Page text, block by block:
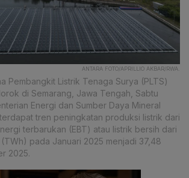
ANTARA FOTO/APRILLIO AKBAR/RWA.
Pembangkit Listrik Tenaga Surya (PLTS)
di Semarang, Jawa Tengah, Sabtu
Energi dan Sumber Daya Mineral
tren peningkatan produksi listrik dari
terbarukan (EBT) atau listrik bersih dari
pada Januari 2025 menjadi 37,48
2025.